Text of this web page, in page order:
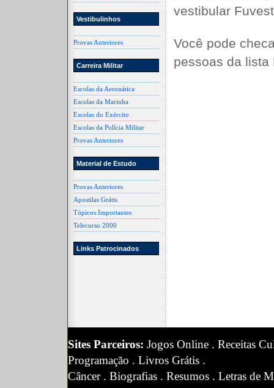
Vestibulinhos
Provas Anteriores
Carreira Militar
Escolas da Aeronática
Escolas da Marinha
Escolas do Exército
Escolas da Polícia Militar
Provas Anteriores
Material de Estudo
Provas Anteriores
Apostilas Grátis
Tópicos Importantes
Telecurso 2000
Links Patrocinados
vestibular
Você pode
pessoas da lista
Sites Parceiros: Jogos Online . Receitas
Programação . Livros Grátis .
Câncer. Biografias . Resumos . Letras de